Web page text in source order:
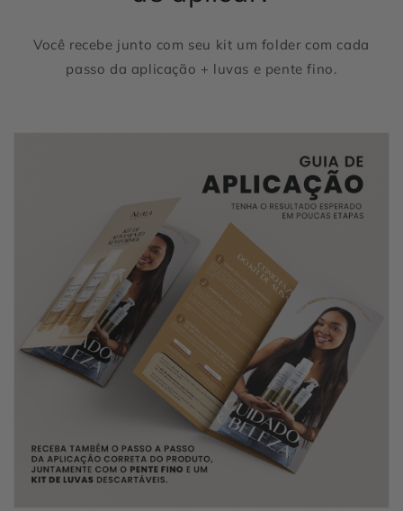
Você recebe junto com seu kit um folder com cada
passo da aplicação + luvas e pente fino.